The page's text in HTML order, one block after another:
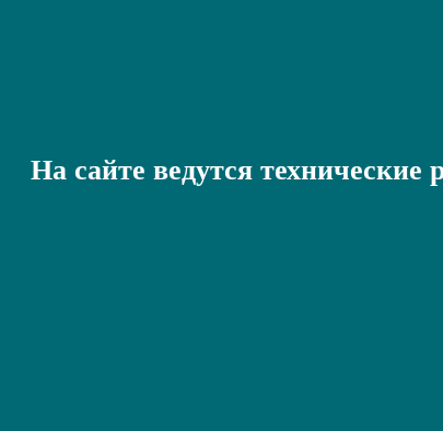
На сайте ведутся технические